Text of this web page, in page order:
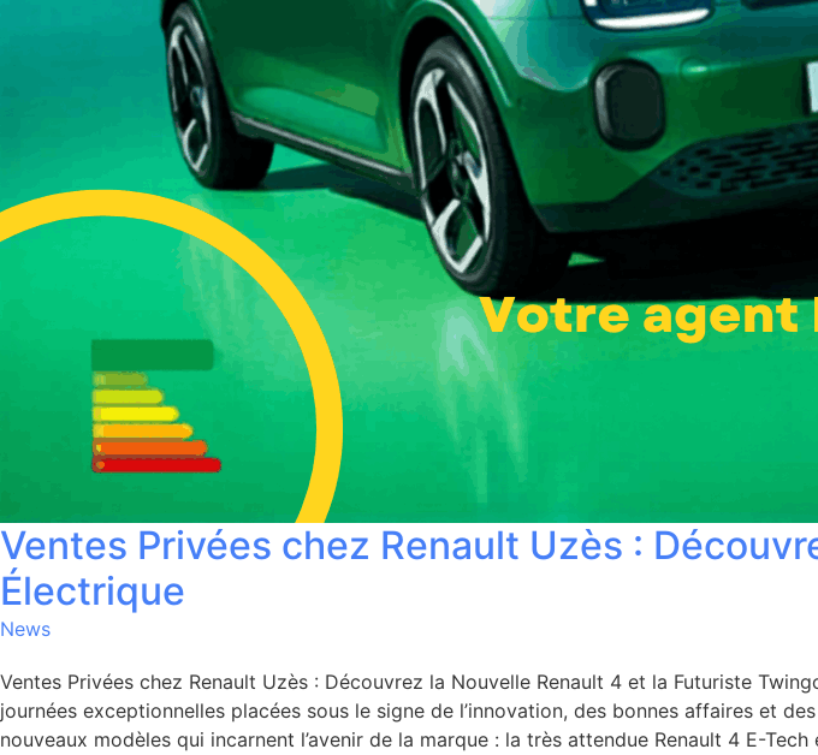
Ventes Privées chez Renault Uzès :
Électrique
News
Ventes Privées chez Renault Uzès : Découvrez la Nouvelle Renault 4 et la Futuriste
journées exceptionnelles placées sous le signe de l’innovation, des bonnes affaires et
nouveaux modèles qui incarnent l’avenir de la marque : la très attendue Renault 4 E-